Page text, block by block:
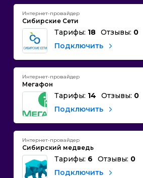
Интернет-провайдер
Сибирские Сети
Тарифы: 18 Отзывы: 0
Подключить
Интернет-провайдер
Мегафон
Тарифы: 14 Отзывы: 0
Подключить
Интернет-провайдер
Сибирский медведь
Тарифы: 6 Отзывы: 0
Подключить